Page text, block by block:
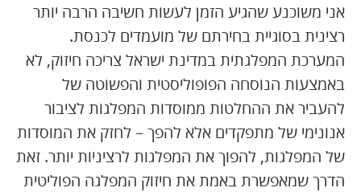
אני משוכנע שהגיע הזמן לעשות חשיבה הרבה יותר
רצינית בסוגיית בחירתם של מועמדים לכנסת.
המערכת המפלגתית במדינת ישראל צריכה חיזוק, לא
באמצעות הנוסחה הפופוליסטית והפשוטה של
להעביר את ההחלטות ממוסדות המפלגות לציבור
אנונימי של מתפקדים אלא להפך – לחזק את המוסדות
של המפלגות, להפוך את המפלגות לרציניות יותר. זאת
הדרך שמאפשרת באמת את חיזוק המפלגה הפוליטית